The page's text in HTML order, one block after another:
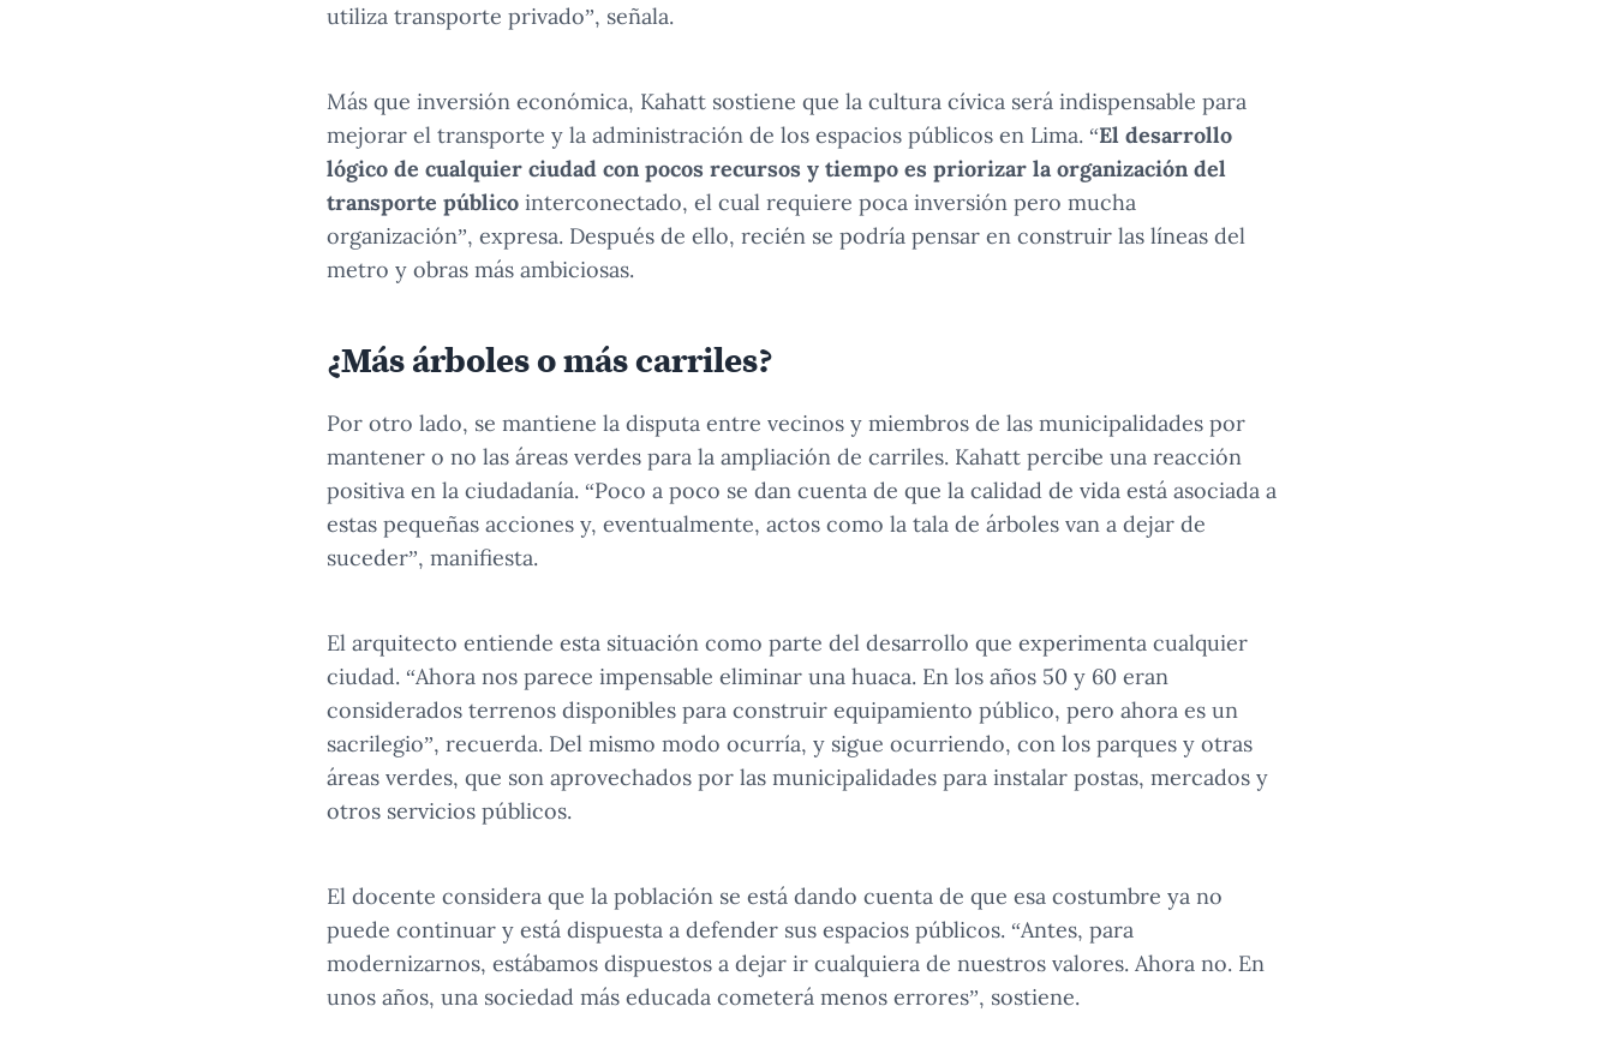
utiliza transporte privado”, señala.
Más que inversión económica, Kahatt sostiene que la cultura cívica será indispensable para
mejorar el transporte y la administración de los espacios públicos en Lima. “El desarrollo
lógico de cualquier ciudad con pocos recursos y tiempo es priorizar la organización del
transporte público interconectado, el cual requiere poca inversión pero mucha
organización”, expresa. Después de ello, recién se podría pensar en construir las líneas del
metro y obras más ambiciosas.
¿Más árboles o más carriles?
Por otro lado, se mantiene la disputa entre vecinos y miembros de las municipalidades por
mantener o no las áreas verdes para la ampliación de carriles. Kahatt percibe una reacción
positiva en la ciudadanía. “Poco a poco se dan cuenta de que la calidad de vida está asociada a
estas pequeñas acciones y, eventualmente, actos como la tala de árboles van a dejar de
suceder”, manifiesta.
El arquitecto entiende esta situación como parte del desarrollo que experimenta cualquier
ciudad. “Ahora nos parece impensable eliminar una huaca. En los años 50 y 60 eran
considerados terrenos disponibles para construir equipamiento público, pero ahora es un
sacrilegio”, recuerda. Del mismo modo ocurría, y sigue ocurriendo, con los parques y otras
áreas verdes, que son aprovechados por las municipalidades para instalar postas, mercados y
otros servicios públicos.
El docente considera que la población se está dando cuenta de que esa costumbre ya no
puede continuar y está dispuesta a defender sus espacios públicos. “Antes, para
modernizarnos, estábamos dispuestos a dejar ir cualquiera de nuestros valores. Ahora no. En
unos años, una sociedad más educada cometerá menos errores”, sostiene.